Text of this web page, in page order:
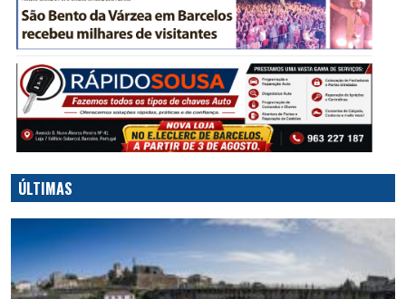
ÚLTIMAS